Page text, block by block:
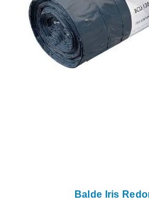
Balde Iris